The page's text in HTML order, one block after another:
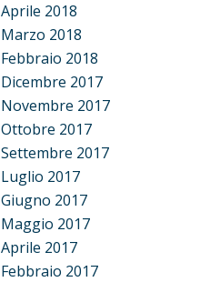
Aprile 2018
Marzo 2018
Febbraio 2018
Dicembre 2017
Novembre 2017
Ottobre 2017
Settembre 2017
Luglio 2017
Giugno 2017
Maggio 2017
Aprile 2017
Febbraio 2017